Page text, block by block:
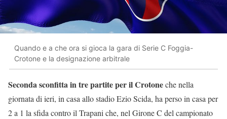
Quando e a che ora si gioca la gara di Serie C Foggia-
Crotone e la designazione arbitrale
Seconda sconfitta in tre partite per il Crotoneche nella
giornata di ieri, in casa allo stadio Ezio Scida, ha perso in casa per
2 a 1 la sfida contro il Trapani che, nel Girone C del campionato